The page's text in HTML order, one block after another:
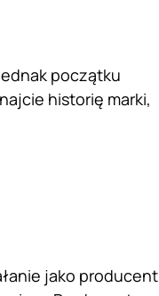
początku
historię marki,
jako producent